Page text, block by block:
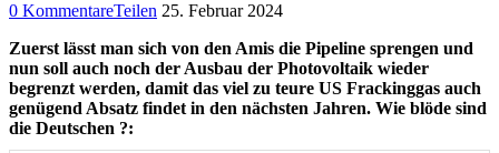
0 KommentareTeilen 25. Februar 2024
Zuerst lässt man sich von den Amis die Pipeline sprengen und
nun soll auch noch der Ausbau der Photovoltaik wieder
begrenzt werden, damit das viel zu teure US Frackinggas auch
genügend Absatz findet in den nächsten Jahren. Wie blöde sind
die Deutschen ?: